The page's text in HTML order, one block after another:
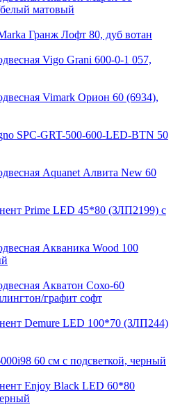
матовый
Гранж Лофт 80, дуб вотан
Vigo Grani 600-0-1 057,
Vimark Орион 60 (6934),
SPC-GRT-500-600-LED-BTN 50
Aquanet Алвита New 60
Prime LED 45*80 (ЗЛП2199) с
Акваника Wood 100
Акватон Сохо-60
графит софт
Demure LED 100*70 (ЗЛП244)
60 см с подсветкой, черный
Enjoy Black LED 60*80